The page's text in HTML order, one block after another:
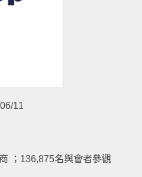
11
；136,875名與會者參觀